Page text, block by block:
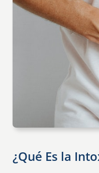
¿Qué Es la